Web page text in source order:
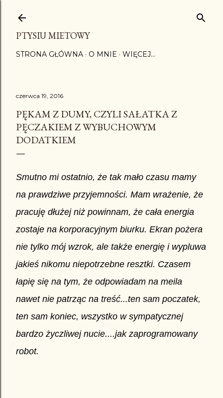
PTYSIU MIETOWY
STRONA GŁÓWNA O MNIE WIĘCEJ…
czerwca 19, 2016
PĘKAM Z DUMY, CZYLI SAŁATKA Z
PĘCZAKIEM Z WYBUCHOWYM
DODATKIEM
Smutno mi ostatnio, że tak mało czasu mamy
na prawdziwe przyjemności. Mam wrażenie, że
pracuję dłużej niż powinnam, że cała energia
zostaje na korporacyjnym biurku. Ekran pożera
nie tylko mój wzrok, ale także energię i wypluwa
jakieś nikomu niepotrzebne resztki. Czasem
łapię się na tym, że odpowiadam na meila
nawet nie patrząc na treść...ten sam poczatek,
ten sam koniec, wszystko w sympatycznej
bardzo życzliwej nucie....jak zaprogramowany
robot.